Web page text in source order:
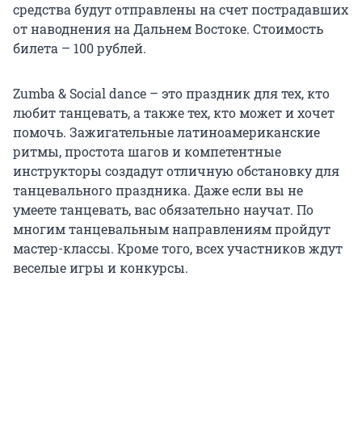
средства будут отправлены на счет пострадавших
от наводнения на Дальнем Востоке. Стоимость
билета – 100 рублей.
Zumba & Social dance – это праздник для тех, кто
любит танцевать, а также тех, кто может и хочет
помочь. Зажигательные латиноамериканские
ритмы, простота шагов и компетентные
инструкторы создадут отличную обстановку для
танцевального праздника. Даже если вы не
умеете танцевать, вас обязательно научат. По
многим танцевальным направлениям пройдут
мастер-классы. Кроме того, всех участников ждут
веселые игры и конкурсы.